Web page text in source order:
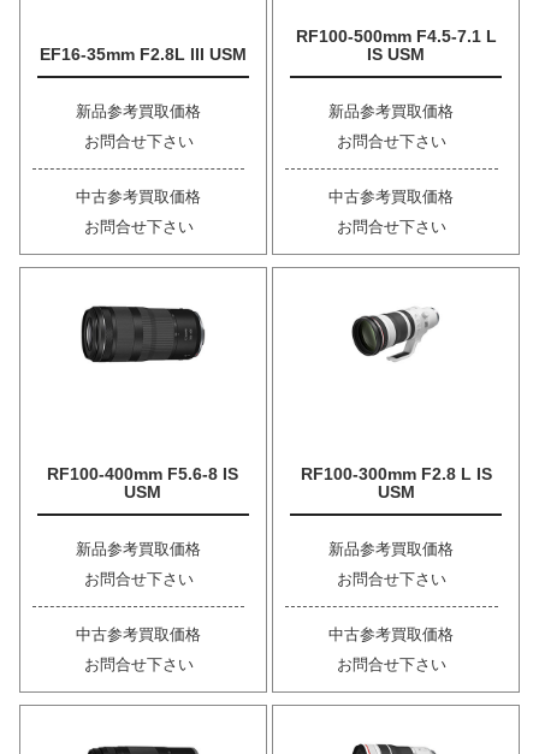
EF16-35mm F2.8L III USM
新品参考買取価格
お問合せ下さい
中古参考買取価格
お問合せ下さい
RF100-500mm F4.5-7.1 L
IS USM
新品参考買取価格
お問合せ下さい
中古参考買取価格
お問合せ下さい
RF100-400mm F5.6-8 IS
USM
新品参考買取価格
お問合せ下さい
中古参考買取価格
お問合せ下さい
RF100-300mm F2.8 L IS
USM
新品参考買取価格
お問合せ下さい
中古参考買取価格
お問合せ下さい